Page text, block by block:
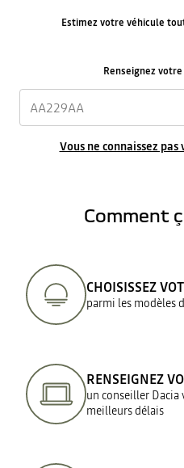
Estimez votre véhicule
Renseignez
Vous ne connaissez
Comment
CHOISISSEZ
parmi les modèles
RENSEIGNEZ
un conseiller Dacia
meilleurs délais